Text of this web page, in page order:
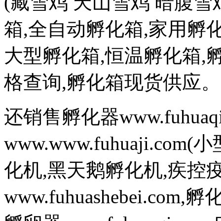
箱,全自动孵化箱,家用孵
大型孵化箱,恒温孵化箱,
格查询,孵化箱现货供应。
还销售孵化器
www.www.fuhuaji.com(
化机,黑天鹅孵化机,疾控
www.fuhuashebei.com,孵